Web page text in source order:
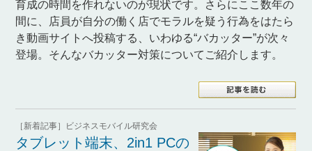
育成の時間を作れないのが現状です。さらにここ数年の
間に、店員が自分の働く店でモラルを疑う行為をはたら
き動画サイトへ投稿する、いわゆる“バカッター”が次々
登場。そんなバカッター対策についてご紹介します。
［新着記事］ビジネスモバイル研究会
タブレット端末、2in1 PCの